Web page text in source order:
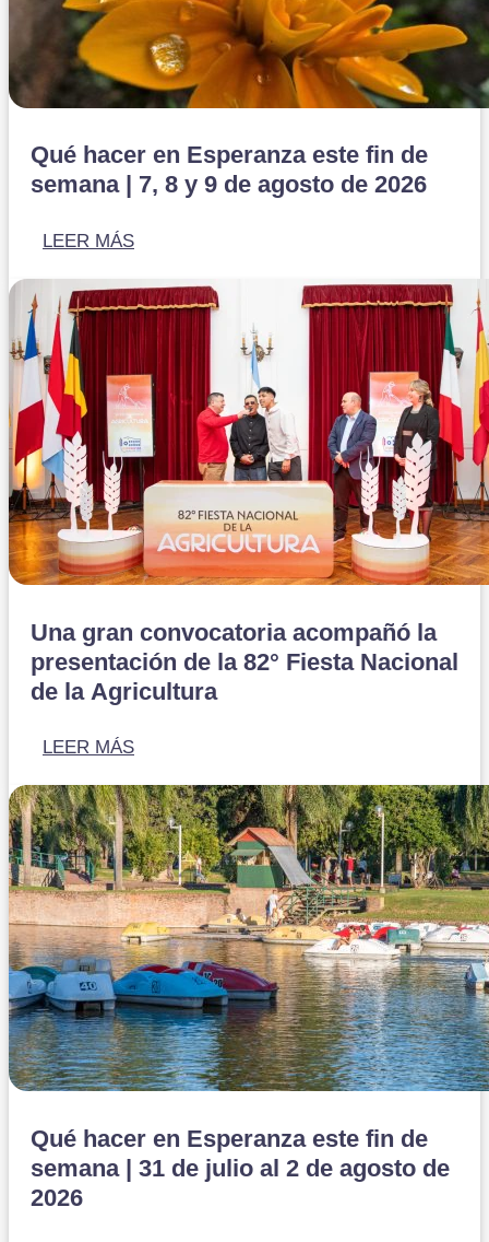
Qué hacer en Esperanza este fin de
semana | 7, 8 y 9 de agosto de 2026
LEER MÁS
Una gran convocatoria acompañó la
presentación de la 82° Fiesta Nacional
de la Agricultura
LEER MÁS
Qué hacer en Esperanza este fin de
semana | 31 de julio al 2 de agosto de
2026